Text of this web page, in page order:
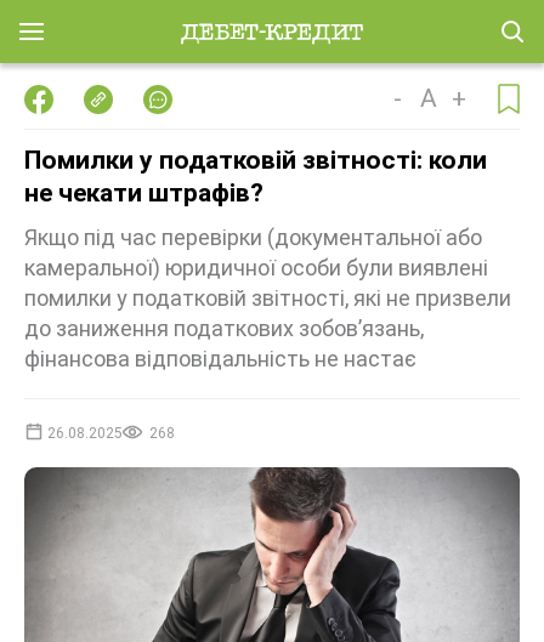
- A +
Помилки у податковій звітності: коли
не чекати штрафів?
Якщо під час перевірки (документальної або
камеральної) юридичної особи були виявлені
помилки у податковій звітності, які не призвели
до заниження податкових зобов’язань,
фінансова відповідальність не настає
26.08.2025 268